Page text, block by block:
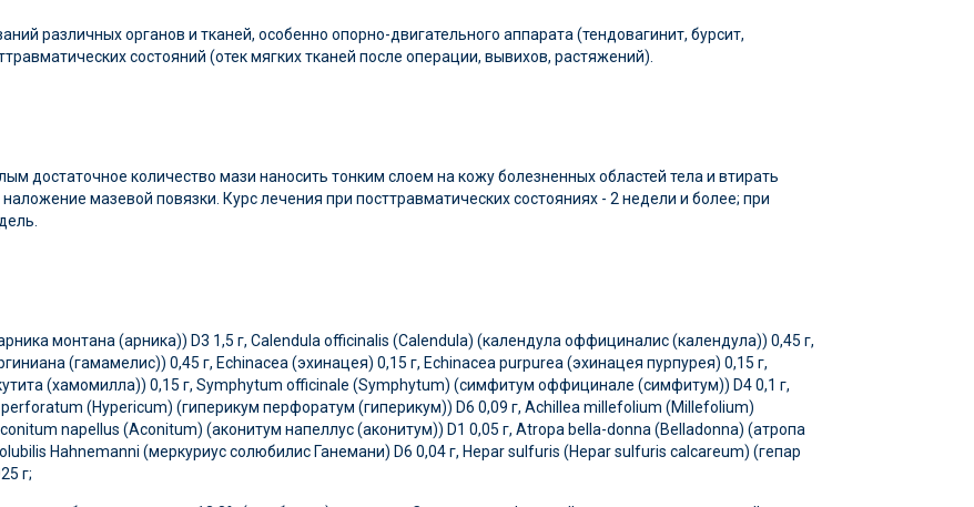
различных органов и тканей, особенно опорно-двигательного аппарата (тендовагинит, бурсит,
состояний (отек мягких тканей после операции, вывихов, растяжений).
достаточное количество мази наносить тонким слоем на кожу болезненных областей тела и втирать
мазевой повязки. Курс лечения при посттравматических состояниях - 2 недели и более; при
монтана (арника)) D3 1,5 г, Calendula officinalis (Calendula) (календула оффициналис (календула)) 0,45 г,
(гамамелис)) 0,45 г, Echinacea (эхинацея) 0,15 г, Echinacea purpurea (эхинацея пурпурея) 0,15 г,
(хамомилла)) 0,15 г, Symphytum officinale (Symphytum) (симфитум оффицинале (симфитум)) D4 0,1 г,
(Hypericum) (гиперикум перфоратум (гиперикум)) D6 0,09 г, Achillea millefolium (Millefolium)
napellus (Aconitum) (аконитум напеллус (аконитум)) D1 0,05 г, Atropa bella-donna (Belladonna) (атропа
Hahnemanni (меркуриус солюбилис Ганемани) D6 0,04 г, Hepar sulfuris (Hepar sulfuris calcareum) (гепар
г;